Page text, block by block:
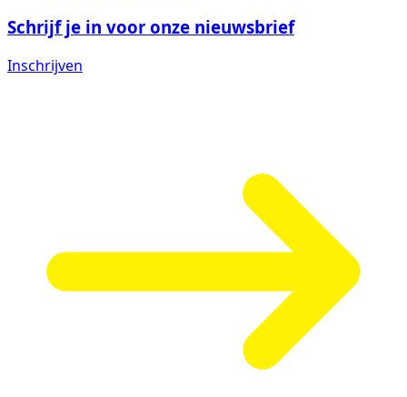
Schrijf je in voor onze nieuwsbrief
Inschrijven